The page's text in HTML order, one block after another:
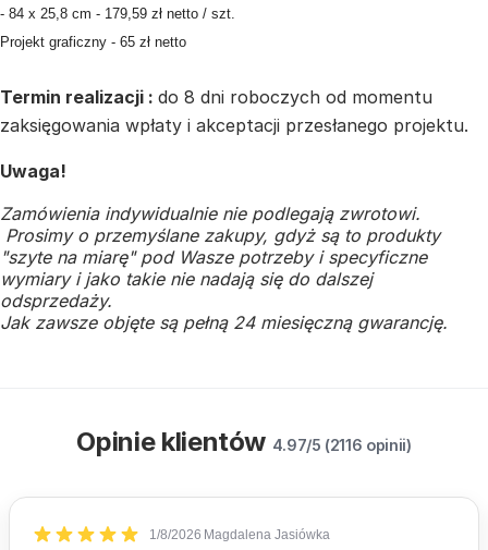
- 84 x 25,8 cm - 179,59 zł netto / szt.
Projekt graficzny - 65 zł netto
Termin realizacji : do 8 dni roboczych od momentu
zaksięgowania wpłaty i akceptacji przesłanego projektu.
Uwaga!
Zamówienia indywidualnie nie podlegają zwrotowi.
Prosimy o przemyślane zakupy, gdyż są to produkty
"szyte na miarę" pod Wasze potrzeby i specyficzne
wymiary i jako takie nie nadają się do dalszej
odsprzedaży.
Jak zawsze objęte są pełną 24 miesięczną gwarancję.
Opinie klientów 4.97/5 (2116 opinii)